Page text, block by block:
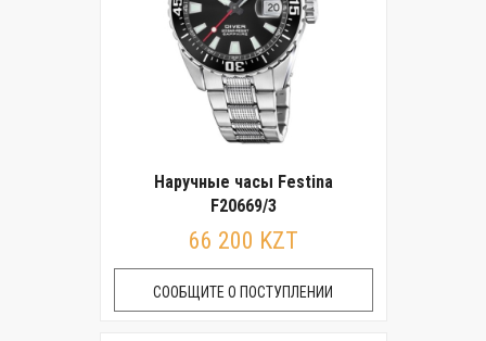
Наручные часы Festina
F20669/3
66 200 KZT
СООБЩИТЕ О ПОСТУПЛЕНИИ